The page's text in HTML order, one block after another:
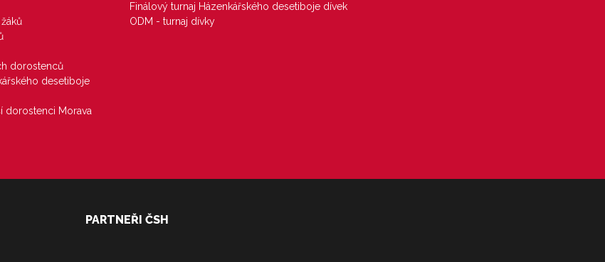
dorostenců
desetiboje
dorostenci Morava
Finálový turnaj Házenkářského desetiboje dívek
ODM - turnaj dívky
PARTNEŘI ČSH